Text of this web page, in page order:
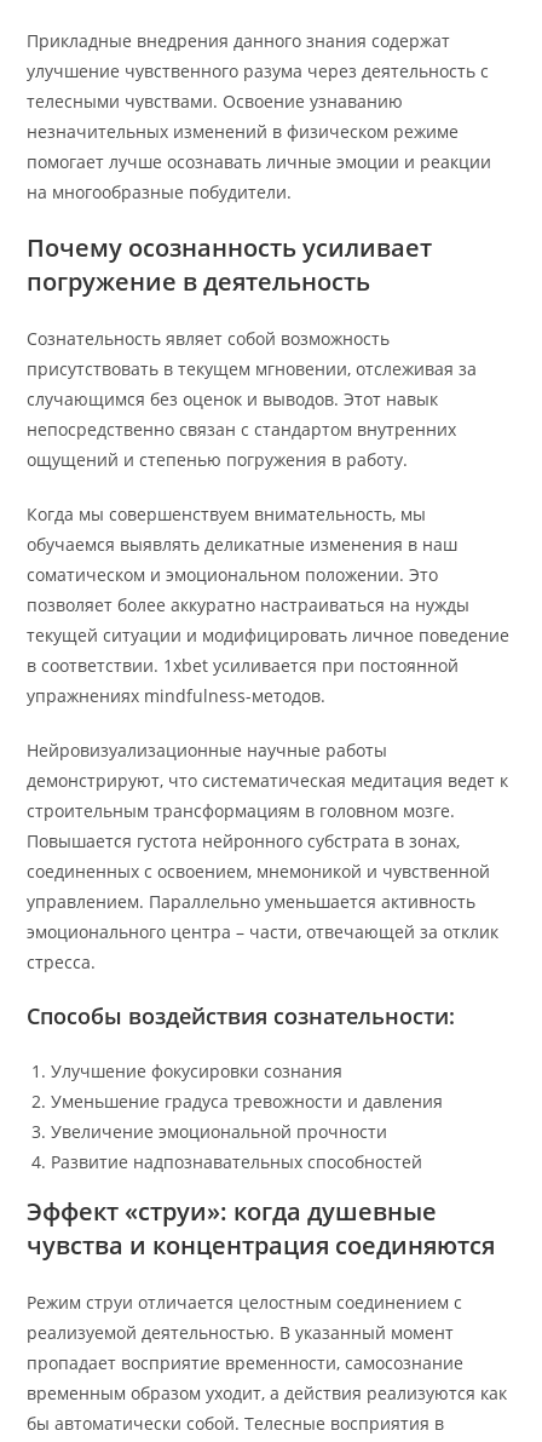
Прикладные внедрения данного знания содержат
улучшение чувственного разума через деятельность с
телесными чувствами. Освоение узнаванию
незначительных изменений в физическом режиме
помогает лучше осознавать личные эмоции и реакции
на многообразные побудители.
Почему осознанность усиливает
погружение в деятельность
Сознательность являет собой возможность
присутствовать в текущем мгновении, отслеживая за
случающимся без оценок и выводов. Этот навык
непосредственно связан с стандартом внутренних
ощущений и степенью погружения в работу.
Когда мы совершенствуем внимательность, мы
обучаемся выявлять деликатные изменения в наш
соматическом и эмоциональном положении. Это
позволяет более аккуратно настраиваться на нужды
текущей ситуации и модифицировать личное поведение
в соответствии. 1xbet усиливается при постоянной
упражнениях mindfulness-методов.
Нейровизуализационные научные работы
демонстрируют, что систематическая медитация ведет к
строительным трансформациям в головном мозге.
Повышается густота нейронного субстрата в зонах,
соединенных с освоением, мнемоникой и чувственной
управлением. Параллельно уменьшается активность
эмоционального центра – части, отвечающей за отклик
стресса.
Способы воздействия сознательности:
Улучшение фокусировки сознания
Уменьшение градуса тревожности и давления
Увеличение эмоциональной прочности
Развитие надпознавательных способностей
Эффект «струи»: когда душевные
чувства и концентрация соединяются
Режим струи отличается целостным соединением с
реализуемой деятельностью. В указанный момент
пропадает восприятие временности, самосознание
временным образом уходит, а действия реализуются как
бы автоматически собой. Телесные восприятия в